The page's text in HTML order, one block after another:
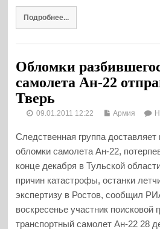
Подробнее...
Обломки
самолета Ан-22
Тверь
09.01.2011 12:22 Армия
Следственная группа
обломки самолета Ан-22,
конце декабря в Тульской
причин катастрофы, останки
экспертизу в Ростов, сообщил
воскресенье участник поисковой
транспортный самолет Ан-22 28